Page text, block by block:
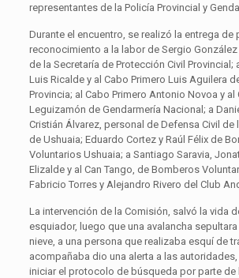
representantes de la Policía Provincial y
Durante el encuentro, se realizó la entrega de
reconocimiento a la labor de Sergio González
de la Secretaría de Protección Civil Provincial;
Luis Ricalde y al Cabo Primero Luis Aguilera
Provincia; al Cabo Primero Antonio Novoa y al
Leguizamón de Gendarmería Nacional; a
Cristián Álvarez, personal de Defensa Civil de
de Ushuaia; Eduardo Cortez y Raúl Félix de
Voluntarios Ushuaia; a Santiago Saravia,
Elizalde y al Can Tango, de Bomberos
Fabricio Torres y Alejandro Rivero del Club
La intervención de la Comisión, salvó la vida
esquiador, luego que una avalancha
nieve, a una persona que realizaba esquí de
acompañaba dio una alerta a las
iniciar el protocolo de búsqueda por parte de